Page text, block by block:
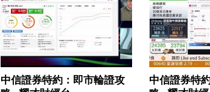
中信證券特約：即市輪證攻
中信證券特